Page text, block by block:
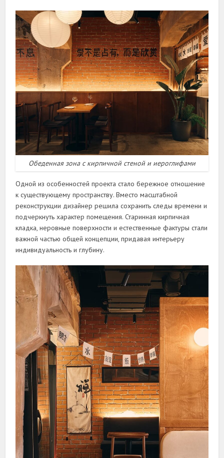
Обеденная зона с кирпичной стеной и иероглифами
Одной из особенностей проекта стало бережное отношение
к существующему пространству. Вместо масштабной
реконструкции дизайнер решила сохранить следы времени и
подчеркнуть характер помещения. Старинная кирпичная
кладка, неровные поверхности и естественные фактуры стали
важной частью общей концепции, придавая интерьеру
индивидуальность и глубину.